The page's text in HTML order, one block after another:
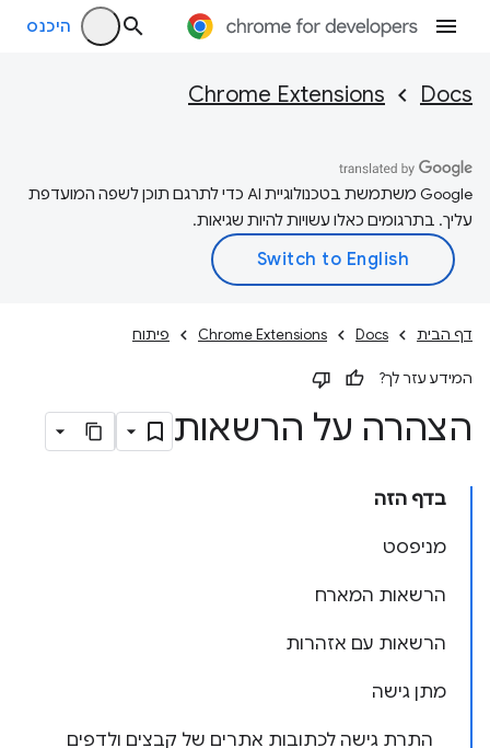
היכנס
Docs
Chrome Extensions
‫Google משתמשת בטכנולוגיית AI כדי לתרגם תוכן לשפה המועדפת
עליך. בתרגומים כאלו עשויות להיות שגיאות.
דף הבית Docs
Chrome Extensions פיתוח
המידע עזר לך?
הצהרה על הרשאות
בדף הזה
מניפסט
הרשאות המארח
הרשאות עם אזהרות
מתן גישה
התרת גישה לכתובות אתרים של קבצים ולדפים